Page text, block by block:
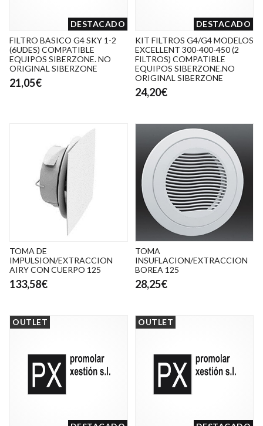
DESTACADO
FILTRO BASICO G4 SKY 1-2
(6UDES) COMPATIBLE
EQUIPOS SIBERZONE. NO
ORIGINAL SIBERZONE
21,05€
DESTACADO
KIT FILTROS G4/G4 MODELOS
EXCELLENT 300-400-450 (2
FILTROS) COMPATIBLE
EQUIPOS SIBERZONE.NO
ORIGINAL SIBERZONE
24,20€
TOMA DE
IMPULSION/EXTRACCION
AIRY CON CUERPO 125
133,58€
TOMA
INSUFLACION/EXTRACCION
BOREA 125
28,25€
OUTLET OUTLET